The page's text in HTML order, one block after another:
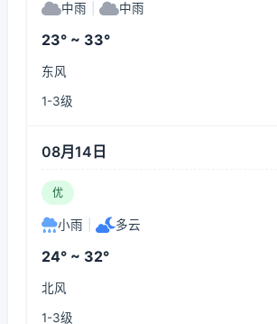
中雨 中雨
23° ~ 33°
东风
1-3级
08月14日
优
小雨 多云
24° ~ 32°
北风
1-3级